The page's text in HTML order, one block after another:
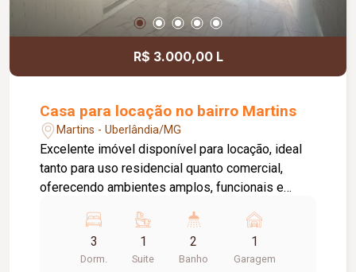
R$ 3.000,00 L
Casa para locação no bairro Martins
Martins - Uberlândia/MG
Excelente imóvel disponível para locação, ideal
tanto para uso residencial quanto comercial,
oferecendo ambientes amplos, funcionais e
com 03 quartos com armários, sendo 01 suíte, 02
salas, 01 cozinha com armários, 01 banheiro
social, 01 lavanderia, 01 despensa, 01 banheiro
3
Dorm.
1
Suite
2
Banho
1
Garagem